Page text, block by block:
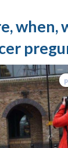
when,